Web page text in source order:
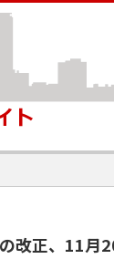
改正、11